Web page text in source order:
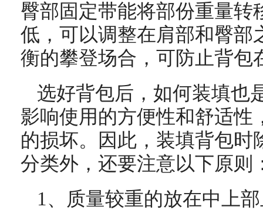
臀部固定带能将部份重量转
低，可以调整在肩部和臀部
衡的攀登场合，可防止背包
选好背包后，如何装填也
影响使用的方便性和舒适性
的损坏。因此，装填背包时
分类外，还要注意以下原则
1、质量较重的放在中上